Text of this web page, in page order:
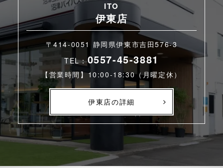
ITO
伊東店
〒414-0051 静岡県伊東市吉田576-3
TEL：0557-45-3881
【営業時間】10:00-18:30（月曜定休）
伊東店の詳細